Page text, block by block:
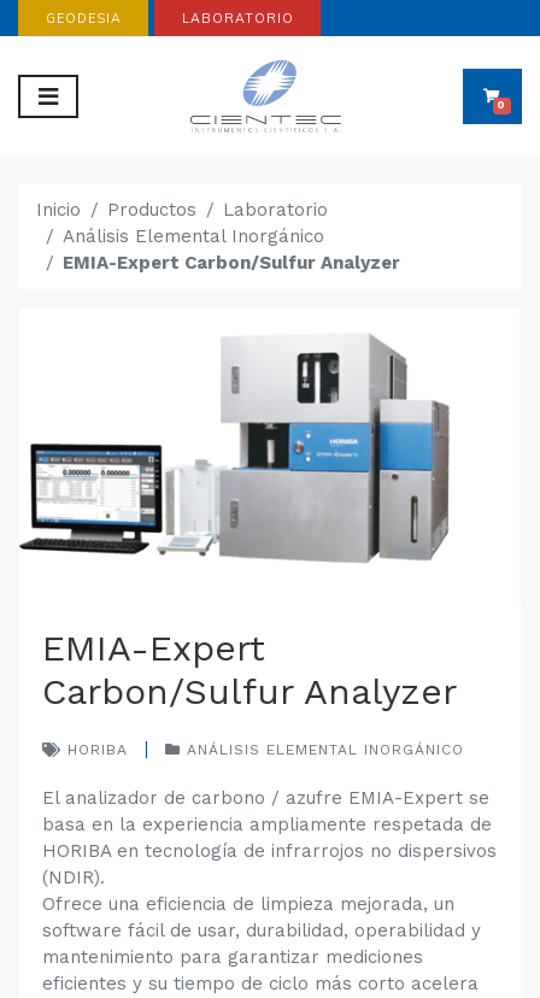
GEODESIA LABORATORIO
0
Inicio Productos
Laboratorio
Análisis Elemental Inorgánico
EMIA-Expert Carbon/Sulfur Analyzer
EMIA-Expert
Carbon/Sulfur Analyzer
HORIBA ANÁLISIS ELEMENTAL INORGÁNICO
El analizador de carbono / azufre EMIA-Expert se
basa en la experiencia ampliamente respetada de
HORIBA en tecnología de infrarrojos no dispersivos
(NDIR).
Ofrece una eficiencia de limpieza mejorada, un
software fácil de usar, durabilidad, operabilidad y
mantenimiento para garantizar mediciones
eficientes y su tiempo de ciclo más corto acelera